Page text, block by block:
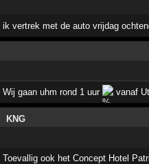
ik vertrek met de auto vrijdag
Wij gaan uhm rond 1 uur vanaf
KNG
Toevallig ook het Concept Hotel